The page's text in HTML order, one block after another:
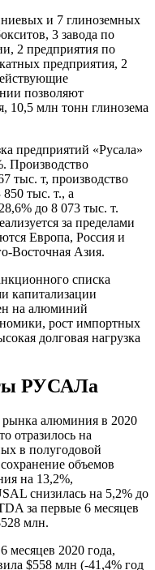
и 7 глиноземных
3 завода по
2 предприятия по
предприятия, 2
позволяют
10,5 млн тонн глинозема
предприятий «Русала»
Производство
тыс. т, производство
тыс. т., а
до 8 073 тыс. т.
за пределами
Европа, Россия и
Восточная Азия.
списка
на алюминий
рост импортных
долговая нагрузка
РУСАЛа
рынка алюминия в 2020
отразилось на
в полугодовой
объемов
на 13,2%,
снизилась на 5,2% до
за первые 6 месяцев
млн.
2020 года,
$558 млн (-41,4% год